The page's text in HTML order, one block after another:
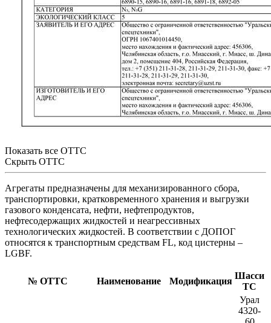
Показать все ОТТС
Скрыть ОТТС
Агрегаты предназначены для механизированного сбора,
транспортировки, кратковременного хранения и выгрузки
газового конденсата, нефти, нефтепродуктов,
нефтесодержащих жидкостей и неагрессивных
технологических жидкостей. В соответствии с ДОПОГ
относятся к транспортным средствам FL, код цистерны –
LGBF.
№ ОТТС Наименование Модификация
Шасси
ТС
Урал
4320-